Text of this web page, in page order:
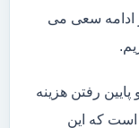
ادامه سعی می
پایین رفتن هزینه
است که این